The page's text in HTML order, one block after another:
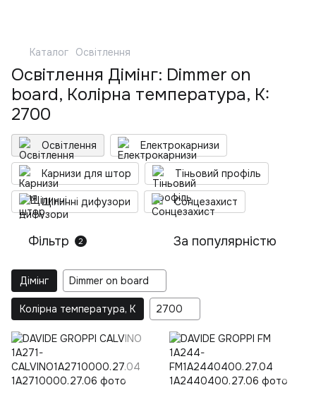
Каталог Освітлення
Освітлення Дімінг: Dimmer on
board, Колірна температура, K:
2700
Освітлення Електрокарнизи
Карнизи для штор Тіньовий профіль
Щілинні дифузори Сонцезахист
Фільтр 2 За популярністю
Дімінг Dimmer on board
Колірна температура, K 2700